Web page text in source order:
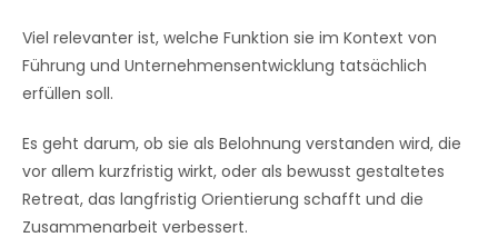
Viel relevanter ist, welche Funktion sie im Kontext von
Führung und Unternehmensentwicklung tatsächlich
erfüllen soll.
Es geht darum, ob sie als Belohnung verstanden wird, die
vor allem kurzfristig wirkt, oder als bewusst gestaltetes
Retreat, das langfristig Orientierung schafft und die
Zusammenarbeit verbessert.